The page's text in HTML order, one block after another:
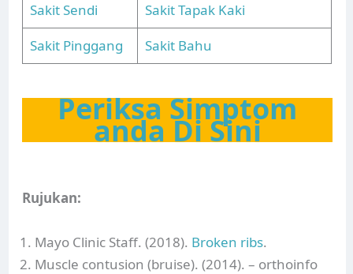
Sakit Sendi
Sakit Tapak Kaki
Sakit Pinggang
Sakit Bahu
Periksa Simptom
anda Di Sini
Rujukan:
Mayo Clinic Staff. (2018). Broken ribs.
Muscle contusion (bruise). (2014). – orthoinfo